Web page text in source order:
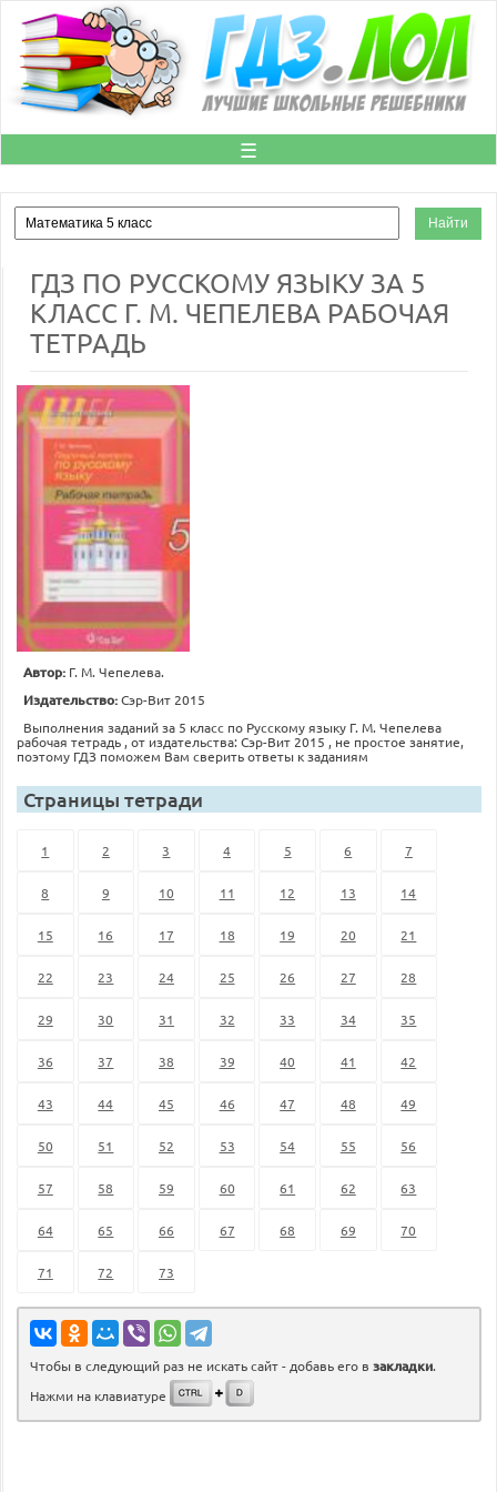
☰
ГДЗ ПО РУССКОМУ ЯЗЫКУ ЗА 5
КЛАСС Г. М. ЧЕПЕЛЕВА РАБОЧАЯ
ТЕТРАДЬ
Автор: Г. М. Чепелева.
Издательство:Сэр-Вит 2015
Выполнения заданий за 5 класс по Русскому языку Г. М. Чепелева
рабочая тетрадь , от издательства: Сэр-Вит 2015 , не простое занятие,
поэтому ГДЗ поможем Вам сверить ответы к заданиям
Страницы тетради
1 2 3 4 5 6 7
8 9 10 11 12 13 14
15 16 17 18 19 20 21
22 23 24 25 26 27 28
29 30 31 32 33 34 35
36 37 38 39 40 41 42
43 44 45 46 47 48 49
50 51 52 53 54 55 56
57 58 59 60 61 62 63
64 65 66 67 68 69 70
71 72 73
Чтобы в следующий раз не искать сайт - добавь его в закладки.
Нажми на клавиатуре